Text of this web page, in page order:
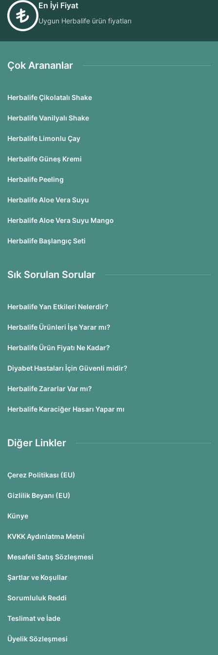
En İyi Fiyat
Uygun Herbalife ürün fiyatları
Çok Arananlar
Herbalife Çikolatalı Shake
Herbalife Vanilyalı Shake
Herbalife Limonlu Çay
Herbalife Güneş Kremi
Herbalife Peeling
Herbalife Aloe Vera Suyu
Herbalife Aloe Vera Suyu Mango
Herbalife Başlangıç Seti
Sık Sorulan Sorular
Herbalife Yan Etkileri Nelerdir?
Herbalife Ürünleri İşe Yarar mı?
Herbalife Ürün Fiyatı Ne Kadar?
Diyabet Hastaları İçin Güvenli midir?
Herbalife Zararlar Var mı?
Herbalife Karaciğer Hasarı Yapar mı
Diğer Linkler
Çerez Politikası (EU)
Gizlilik Beyanı (EU)
Künye
KVKK Aydınlatma Metni
Mesafeli Satış Sözleşmesi
Şartlar ve Koşullar
Sorumluluk Reddi
Teslimat ve İade
Üyelik Sözleşmesi